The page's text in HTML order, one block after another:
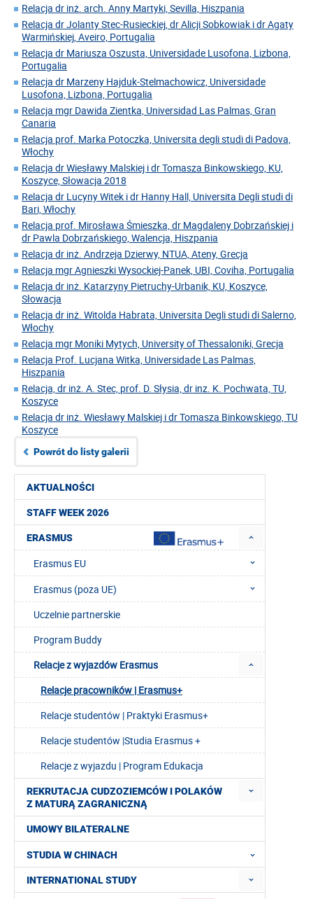
AKTUALNOŚCI
STAFF WEEK 2026
ERASMUS
Erasmus EU
Erasmus (poza UE)
Uczelnie partnerskie
Program Buddy
Relacje z wyjazdów Erasmus
Relacje pracowników | Erasmus+
Relacje studentów | Praktyki Erasmus+
Relacje studentów |Studia Erasmus +
Relacje z wyjazdu | Program Edukacja
REKRUTACJA CUDZOZIEMCÓW I POLAKÓW
Z MATURĄ ZAGRANICZNĄ
UMOWY BILATERALNE
STUDIA W CHINACH
INTERNATIONAL STUDY
Relacja dr inż. arch. Anny Martyki, Sevilla, Hiszpania
Relacja dr Jolanty Stec-Rusieckiej, dr Alicji Sobkowiak i dr Agaty
Warmińskiej, Aveiro, Portugalia
Relacja dr Mariusza Oszusta, Universidade Lusofona, Lizbona,
Portugalia
Relacja dr Marzeny Hajduk-Stelmachowicz, Universidade
Lusofona, Lizbona, Portugalia
Relacja mgr Dawida Zientka, Universidad Las Palmas, Gran
Canaria
Relacja prof. Marka Potoczka, Universita degli studi di Padova,
Włochy
Relacja dr Wiesławy Malskiej i dr Tomasza Binkowskiego, KU,
Koszyce, Słowacja 2018
Relacja dr Lucyny Witek i dr Hanny Hall, Universita Degli studi di
Bari, Włochy
Relacja prof. Mirosława Śmieszka, dr Magdaleny Dobrzańskiej i
dr Pawla Dobrzańskiego, Walencja, Hiszpania
Relacja dr inż. Andrzeja Dzierwy, NTUA, Ateny, Grecja
Relacja mgr Agnieszki Wysockiej-Panek, UBI, Coviha, Portugalia
Relacja dr inż. Katarzyny Pietruchy-Urbanik, KU, Koszyce,
Słowacja
Relacja dr inż. Witolda Habrata, Universita Degli studi di Salerno,
Włochy
Relacja mgr Moniki Mytych, University of Thessaloniki, Grecja
Relacja Prof. Lucjana Witka, Universidade Las Palmas,
Hiszpania
Relacja, dr inż. A. Stec, prof. D. Słysia, dr inz. K. Pochwata, TU,
Koszyce
Relacja dr inż. Wiesławy Malskiej i dr Tomasza Binkowskiego, TU
Koszyce
Powrót do listy galerii